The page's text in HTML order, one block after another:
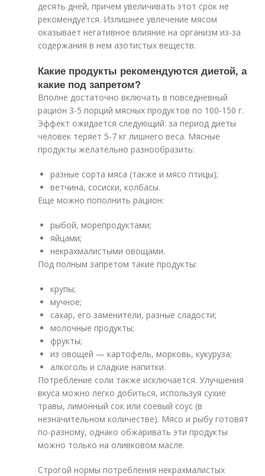
десять дней, причем увеличивать этот срок не
рекомендуется. Излишнее увлечение мясом
оказывает негативное влияние на организм из-за
содержания в нем азотистых веществ.
Какие продукты рекомендуются диетой, а
какие под запретом?
Вполне достаточно включать в повседневный
рацион 3-5 порций мясных продуктов по 100-150 г.
Эффект ожидается следующий: за период диеты
человек теряет 5-7 кг лишнего веса. Мясные
продукты желательно разнообразить:
разные сорта мяса (также и мясо птицы);
ветчина, сосиски, колбасы.
Еще можно пополнить рацион:
рыбой, морепродуктами;
яйцами;
некрахмалистыми овощами.
Под полным запретом такие продукты:
крупы;
мучное;
сахар, его заменители, разные сладости;
молочные продукты;
фрукты;
из овощей — картофель, морковь, кукуруза;
алкоголь и сладкие напитки.
Потребление соли также исключается. Улучшения
вкуса можно легко добиться, используя сухие
травы, лимонный сок или соевый соус (в
незначительном количестве). Мясо и рыбу готовят
по-разному, однако обжаривать эти продукты
можно только на оливковом масле.
Строгой нормы потребления некрахмалистых